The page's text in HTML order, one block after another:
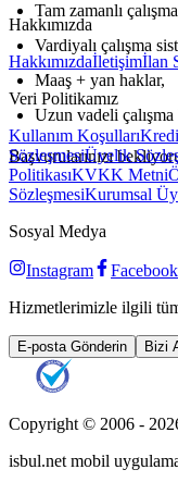
Tam zamanlı
Vardiyalı çalışma
Maaş + yan haklar,
Uzun vadeli
Başvurularınızı
Hakkımızda
Hakkımızdaİletişimİlan
Veri Politikamız
Kullanım Koşulları
SözleşmesiÜyelik
PolitikasıKVKK Metni
SözleşmesiKurumsal
Sosyal Medya
Instagram Facebook
Hizmetlerimizle ilgili tüm
E-posta Gönderin Bizi
Copyright © 2006 -
isbul.net mobil